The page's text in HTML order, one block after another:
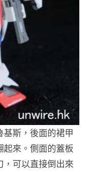
斯，後面的裙甲
起來。側面的蓋板
可以直接倒出來